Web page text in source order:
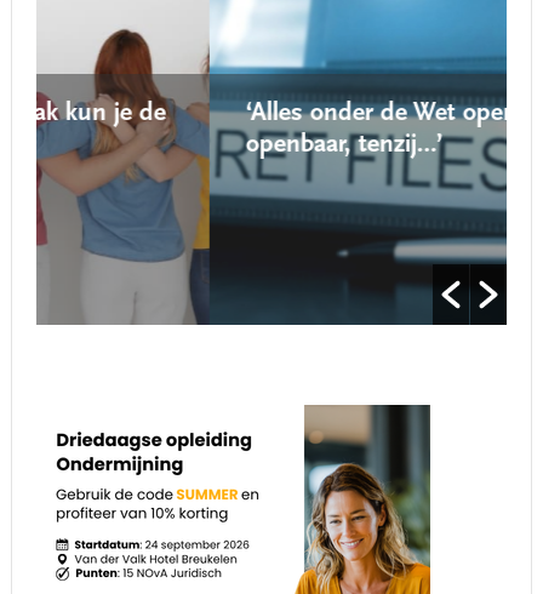
‘Alles onder de Wet open overheid is
openbaar, tenzij…’